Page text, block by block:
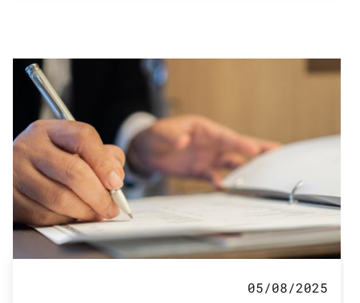
05/08/2025